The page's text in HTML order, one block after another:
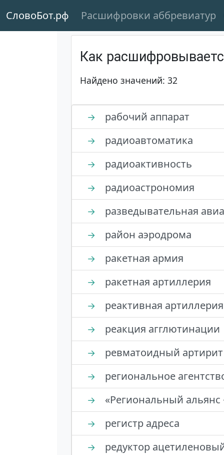
СловоБот.рф Расшифровки аббревиатур
Как
Найдено значений: 32
→ рабочий аппарат
→ радиоавтоматика
→ радиоактивность
→ радиоастрономия
→ разведывательная
→ район аэродрома
→ ракетная армия
→ ракетная артиллерия
→ реактивная артиллерия
→ реакция агглютинации
→ ревматоидный артирит
→ региональное
→ «Региональный альянс
→ регистр адреса
→ редуктор